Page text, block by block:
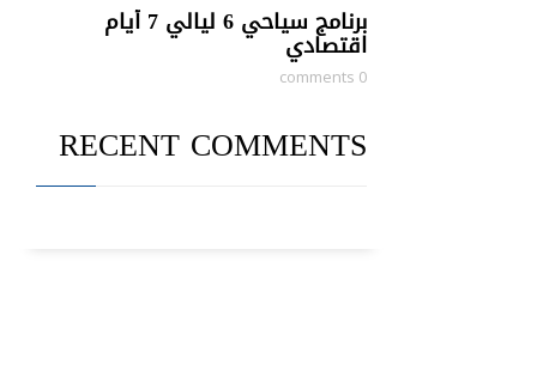
برنامج سياحي 6 ليالي 7 أيام
اقتصادي
0 comments
RECENT COMMENTS